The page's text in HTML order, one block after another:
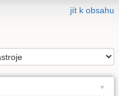
jít k obsahu